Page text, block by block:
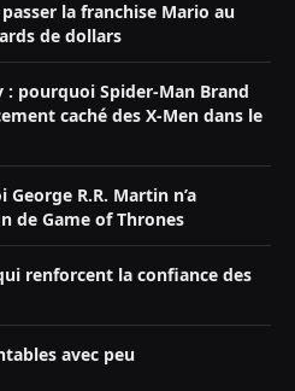
la franchise Mario au
de dollars
: pourquoi Spider-Man Brand
caché des X-Men dans le
R.R. Martin n’a
de Game of Thrones
renforcent la confiance des
avec peu